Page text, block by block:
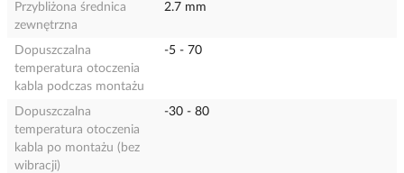
Przybliżona średnica
zewnętrzna
2.7 mm
Dopuszczalna
temperatura otoczenia
kabla podczas montażu
-5 - 70
Dopuszczalna
temperatura otoczenia
kabla po montażu (bez
wibracji)
-30 - 80